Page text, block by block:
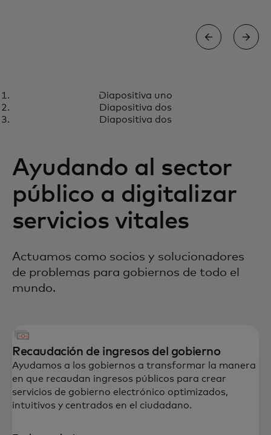
Mantente al tanto de nuestras
últimas noticias, eventos y
se abre en una pestaña nueva
Diapositiva uno
Diapositiva dos
Diapositiva dos
Ayudando al sector
público a digitalizar
servicios vitales
Actuamos como socios y solucionadores
de problemas para gobiernos de todo el
mundo.
Recaudación de ingresos del gobierno
Ayudamos a los gobiernos a transformar la manera
en que recaudan ingresos públicos para crear
servicios de gobierno electrónico optimizados,
intuitivos y centrados en el ciudadano.